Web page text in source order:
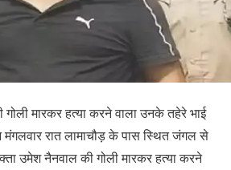
मारकर हत्या करने वाला उनके तहेरे भाई
रात लामाचौड़ के पास स्थित जंगल से
उमेश नैनवाल की गोली मारकर हत्या करने